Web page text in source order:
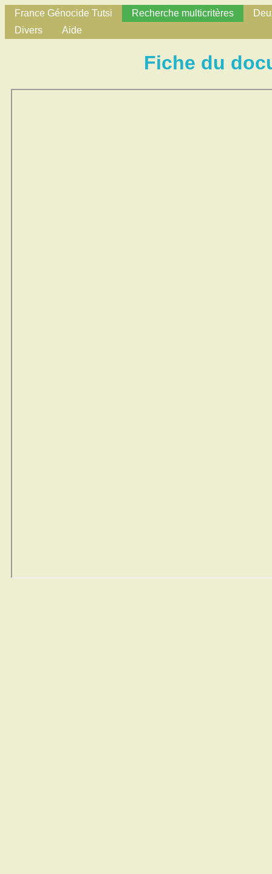
France Génocide Tutsi Recherche multicritères
Divers
Aide
Fiche du